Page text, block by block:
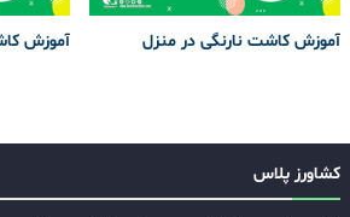
آموزش کاشت نارنگی در منزل آموزش
کشاورز پلاس